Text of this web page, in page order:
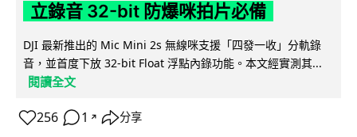
立錄音 32-bit 防爆咪拍片必備
DJI 最新推出的 Mic Mini 2s 無線咪支援「四發一收」分軌錄
音，並首度下放 32-bit Float 浮點內錄功能。本文經實測其...
閱讀全文
256 1 ↗ 分享